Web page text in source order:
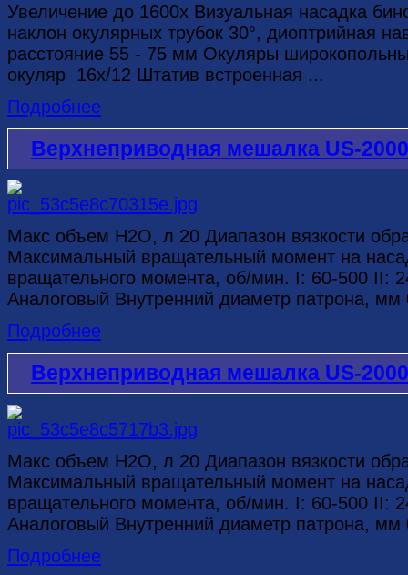
Увеличение до 1600х Визуальная насадка
наклон окулярных трубок 30°, диоптрийная
расстояние 55 - 75 мм Окуляры
окуляр 16x/12 Штатив встроенная ...
Подробнее
Верхнеприводная мешалка US-
Макс объем H2O, л 20 Диапазон вязкости
Максимальный вращательный момент на
вращательного момента, об/мин. I: 60-500 II:
Аналоговый Внутренний диаметр патрона,
Подробнее
Верхнеприводная мешалка US-
Макс объем H2O, л 20 Диапазон вязкости
Максимальный вращательный момент на
вращательного момента, об/мин. I: 60-500 II:
Аналоговый Внутренний диаметр патрона,
Подробнее